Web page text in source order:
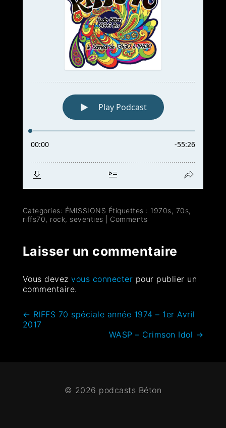
Categories: ÉMISSIONS Étiquettes : 1970s, 70s,
riffs70, rock, seventies Comments
Laisser un commentaire
Vous devezvous connecter pour publier un
commentaire.
← RIFFS 70 spéciale année 1974 – 1er Avril
2017
WASP – Crimson Idol →
© 2026 podcasts Béton